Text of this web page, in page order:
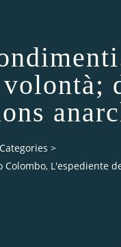
Categories >
L'espediente